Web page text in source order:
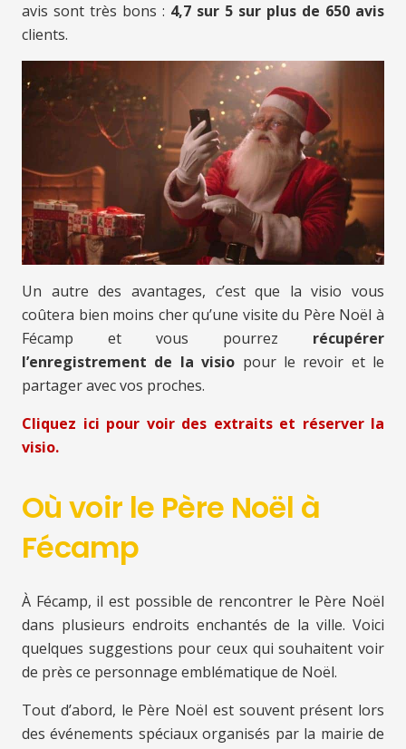
avis sont très bons : 4,7 sur 5 sur plus de 650 avis
clients.
Un autre des avantages, c’est que la visio vous
coûtera bien moins cher qu’une visite du Père Noël à
Fécamp et vous pourrez récupérer
l’enregistrement de la visio pour le revoir et le
partager avec vos proches.
Cliquez ici pour voir des extraits et réserver la
visio.
Où voir le Père Noël à
Fécamp
À Fécamp, il est possible de rencontrer le Père Noël
dans plusieurs endroits enchantés de la ville. Voici
quelques suggestions pour ceux qui souhaitent voir
de près ce personnage emblématique de Noël.
Tout d’abord, le Père Noël est souvent présent lors
des événements spéciaux organisés par la mairie de